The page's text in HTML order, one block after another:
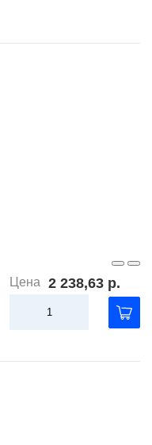
Цена 2 238,63 р.